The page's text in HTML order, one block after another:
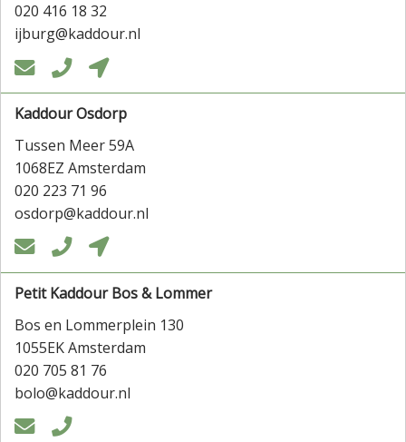
020 416 18 32
ijburg@kaddour.nl
  
Kaddour Osdorp
Tussen Meer 59A
1068EZ Amsterdam
020 223 71 96
osdorp@kaddour.nl
  
Petit Kaddour Bos & Lommer
Bos en Lommerplein 130
1055EK Amsterdam
020 705 81 76
bolo@kaddour.nl
 